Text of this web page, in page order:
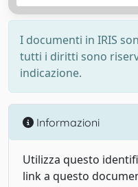
I documenti in IRIS
tutti i diritti sono
indicazione.
Informazioni
Utilizza questo
link a questo